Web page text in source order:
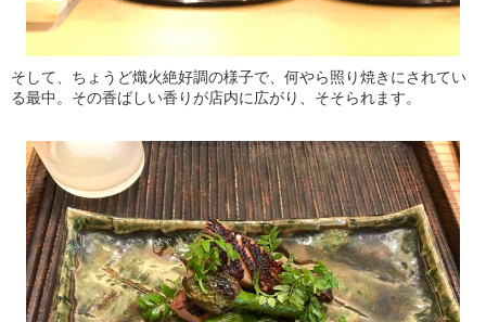
そして、ちょうど熾火絶好調の様子で、何やら照り焼きにされてい
る最中。その香ばしい香りが店内に広がり、そそられます。